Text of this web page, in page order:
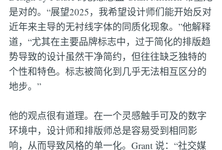
是对的。“展望2025，我希望设计师们能开始反对
近年来主导的无衬线字体的同质化现象。”他解释
道，“尤其在主要品牌标志中，过于简化的排版趋
势导致的设计虽然干净简约，但往往缺乏独特的
个性和特色。标志被简化到几乎无法相互区分的
地步。”
他的观点很有道理。在一个灵感触手可及的数字
环境中，设计师和排版师总是容易受到相同影
响，从而导致风格的单一化。Grant 说：“社交媒